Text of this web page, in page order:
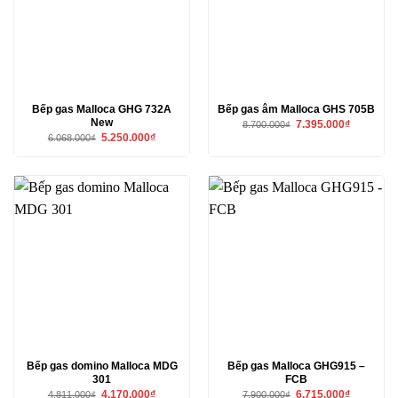
Bếp gas Malloca GHG 732A
New
6.068.000₫ Giá
5.250.000₫Giá
Bếp gas âm Malloca GHS 705B
8.700.000₫ Giá
7.395.000₫Giá
Bếp gas domino Malloca MDG
301
4.811.000₫ Giá
4.170.000₫Giá
Bếp gas Malloca GHG915 –
FCB
7.900.000₫ Giá
6.715.000₫Giá